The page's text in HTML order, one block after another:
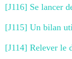
[J116] Se lancer
[J115] Un bilan
[J114] Relever le